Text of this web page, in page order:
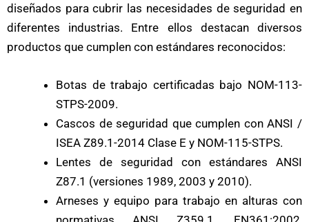
diseñados para cubrir las necesidades de seguridad en
diferentes industrias. Entre ellos destacan diversos
productos que cumplen con estándares reconocidos:
Botas de trabajo certificadas bajo NOM-113-
STPS-2009.
Cascos de seguridad que cumplen con ANSI /
ISEA Z89.1-2014 Clase E y NOM-115-STPS.
Lentes de seguridad con estándares ANSI
Z87.1 (versiones 1989, 2003 y 2010).
Arneses y equipo para trabajo en alturas con